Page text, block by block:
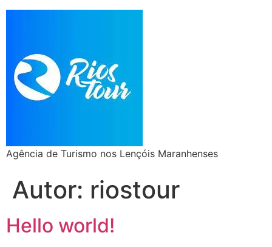
Agência de Turismo nos Lençóis Maranhenses
Autor: riostour
Hello world!